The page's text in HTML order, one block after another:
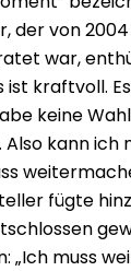
der von
war,
ist kraftvoll.
keine
kann ich
fügte
„Ich muss